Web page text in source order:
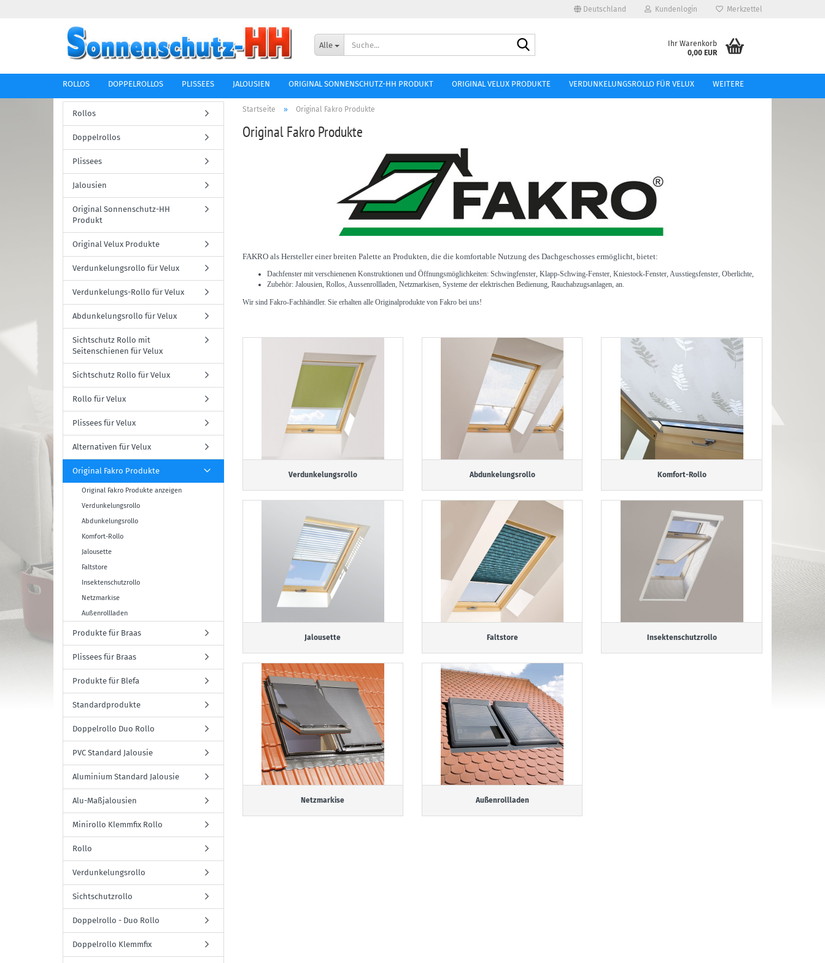
Deutschland
Lieferland
Kundenlogin
E-Mail
Passwort vergessen?
Merkzettel
Alle
Ihr Warenkorb
0,00 EUR
ROLLOS DOPPELROLLOS PLISSEES JALOUSIEN ORIGINAL SONNENSCHUTZ-HH PRODUKT ORIGINAL VELUX PRODUKTE VERDUNKELUNGSROLLO FÜR VELUX WEITERE
Startseite » Original Fakro Produkte
Original Fakro Produkte
FAKRO als Hersteller einer breiten Palette an Produkten, die die komfortable Nutzung des Dachgeschosses ermöglicht, bietet:
Dachfenster mit verschienenen Konstruktionen und Öffnungsmöglichkeiten: Schwingfenster, Klapp-Schwing-Fenster, Kniestock-Fenster, Ausstiegsfenster, Oberlichte,
Zubehör: Jalousien, Rollos, Aussenrollladen, Netzmarkisen, Systeme der elektrischen Bedienung, Rauchabzugsanlagen, an.
Wir sind Fakro-Fachhändler. Sie erhalten alle Originalprodukte von Fakro bei uns!
Verdunkelungsrollo Abdunkelungsrollo Komfort-Rollo
Jalousette Faltstore Insektenschutzrollo
Netzmarkise Außenrollladen
Rollos
Doppelrollos
Plissees
Jalousien
Original Sonnenschutz-HH
Produkt
Original Velux Produkte
Verdunkelungsrollo für Velux
Verdunkelungs-Rollo für Velux
Abdunkelungsrollo für Velux
Sichtschutz Rollo mit
Seitenschienen für Velux
Sichtschutz Rollo für Velux
Rollo für Velux
Plissees für Velux
Alternativen für Velux
Original Fakro Produkte
Original Fakro Produkte anzeigen
Verdunkelungsrollo
Abdunkelungsrollo
Komfort-Rollo
Jalousette
Faltstore
Insektenschutzrollo
Netzmarkise
Außenrollladen
Produkte für Braas
Plissees für Braas
Produkte für Blefa
Standardprodukte
Doppelrollo Duo Rollo
PVC Standard Jalousie
Aluminium Standard Jalousie
Alu-Maßjalousien
Minirollo Klemmfix Rollo
Rollo
Verdunkelungsrollo
Sichtschutzrollo
Doppelrollo - Duo Rollo
Doppelrollo Klemmfix